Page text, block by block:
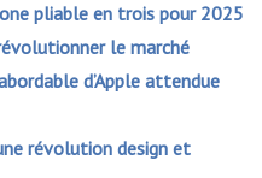
pliable en trois pour 2025
le marché
d’Apple attendue
révolution design et